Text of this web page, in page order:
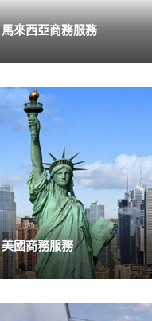
馬來西亞商務服務
美國商務服務